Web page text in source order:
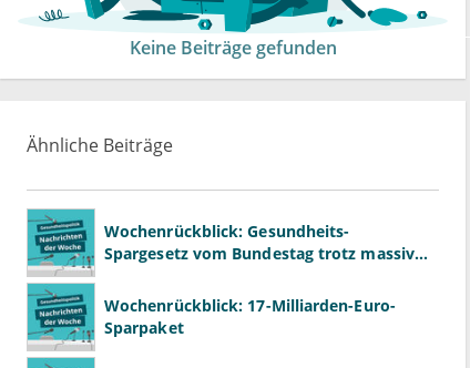
Keine Beiträge gefunden
Ähnliche Beiträge
Wochenrückblick: Gesundheits-
Spargesetz vom Bundestag trotz massiver
Wochenrückblick: 17-Milliarden-Euro-
Sparpaket